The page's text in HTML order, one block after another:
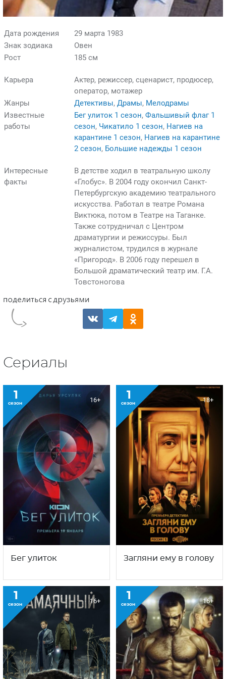
Дата рождения
29 марта 1983
Знак зодиака
Овен
Рост
185 см
Карьера
Актер, режиссер, сценарист, продюсер,
оператор, мотажер
Жанры
Детективы, Драмы, Мелодрамы
Известные
работы
Бег улиток 1 сезон, Фальшивый флаг 1
сезон, Чикатило 1 сезон, Нагиев на
карантине 1 сезон, Нагиев на карантине
2 сезон, Большие надежды 1 сезон
Интересные
факты
В детстве ходил в театральную школу
«Глобус». В 2004 году окончил Санкт-
Петербургскую академию театрального
искусства. Работал в театре Романа
Виктюка, потом в Театре на Таганке.
Также сотрудничал с Центром
драматургии и режиссуры. Был
журналистом, трудился в журнале
«Пригород». В 2006 году перешел в
Большой драматический театр им. Г.А.
Товстоногова
Сериалы
1
сезон 16+
Бег улиток
1
сезон 18+
Загляни ему в голову
1
сезон 16+ 1
сезон 16+